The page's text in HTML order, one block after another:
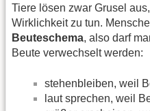
Tiere lösen zwar Grusel
Wirklichkeit zu tun.
Beuteschema, also darf
Beute verwechselt werden:
stehenbleiben, weil
laut sprechen, weil